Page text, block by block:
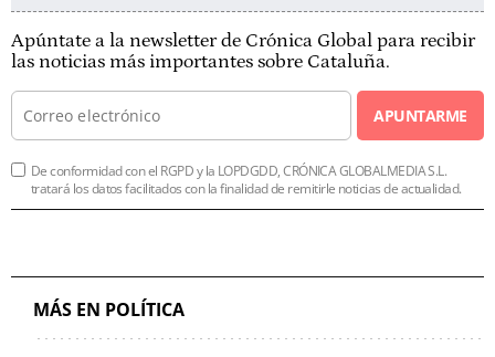
Apúntate a la newsletter de Crónica Global para recibir
las noticias más importantes sobre Cataluña.
APUNTARME
De conformidad con el RGPD y la LOPDGDD, CRÓNICA GLOBALMEDIA S.L.
tratará los datos facilitados con la finalidad de remitirle noticias de actualidad.
MÁS EN POLÍTICA